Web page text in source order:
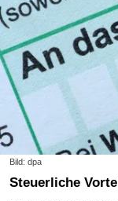
Bild: dpa
Steuerliche